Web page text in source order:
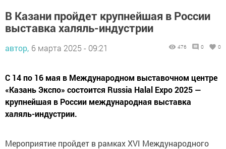
В Казани пройдет крупнейшая в России
выставка халяль-индустрии
автор, 6 марта 2025 - 09:21 476 0 0
С 14 по 16 мая в Международном выставочном центре
«Казань Экспо» состоится Russia Halal Expo 2025 —
крупнейшая в России международная выставка
халяль-индустрии.
Мероприятие пройдет в рамках XVI Международного